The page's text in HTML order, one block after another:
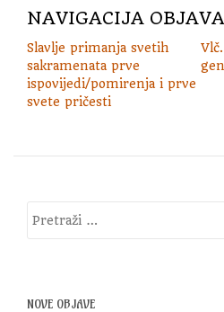
NAVIGACIJA OBJAVA
Slavlje primanja svetih
sakramenata prve
ispovijedi/pomirenja i prve
svete pričesti
NOVE OBJAVE